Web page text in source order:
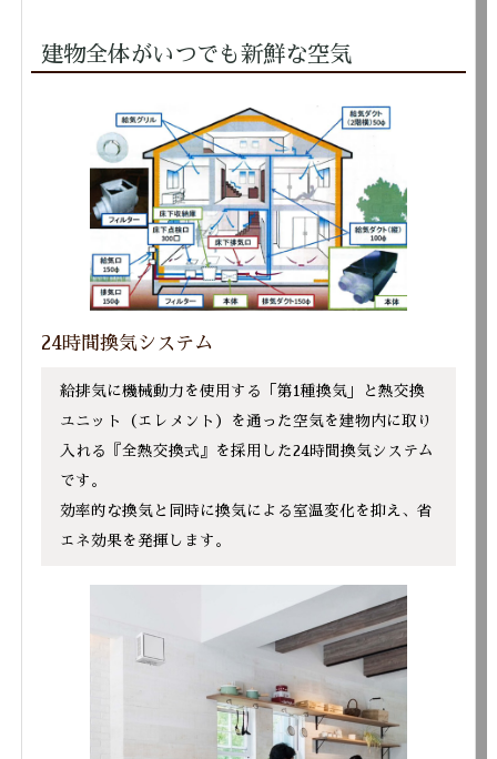
建物全体がいつでも新鮮な空気
24時間換気システム
給排気に機械動力を使用する「第1種換気」と熱交換
ユニット（エレメント）を通った空気を建物内に取り
入れる『全熱交換式』を採用した24時間換気システム
です。
効率的な換気と同時に換気による室温変化を抑え、省
エネ効果を発揮します。